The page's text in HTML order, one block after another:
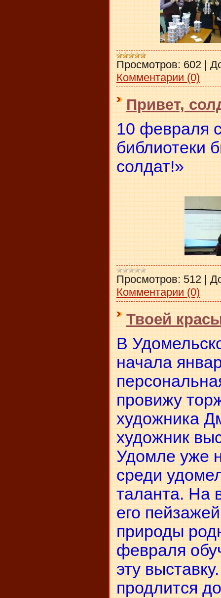
Просмотров: 602 |
Комментарии (0)
Привет,
10 февраля
библиотеки
солдат!»
Просмотров: 512 |
Комментарии (0)
Твоей
В
начала
провижу
художника
художник
Удомле уже
среди
таланта. На
его
природы
февраля
эту
продлится